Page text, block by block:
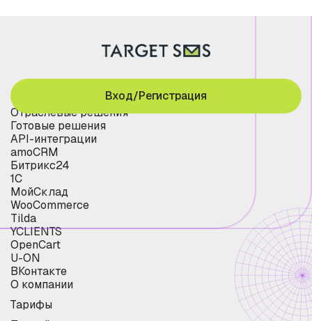
Отраслевые решения
Готовые решения
API-интеграции
amoCRM
Битрикс24
1С
МойСклад
WooCommerce
Tilda
YCLIENTS
OpenCart
U-ON
ВКонтакте
О компании
Тарифы
Вход/Регистрация